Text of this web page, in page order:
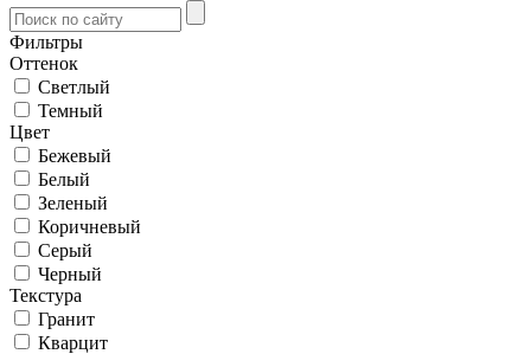
Фильтры
Оттенок
Светлый
Темный
Цвет
Бежевый
Белый
Зеленый
Коричневый
Серый
Черный
Текстура
Гранит
Кварцит